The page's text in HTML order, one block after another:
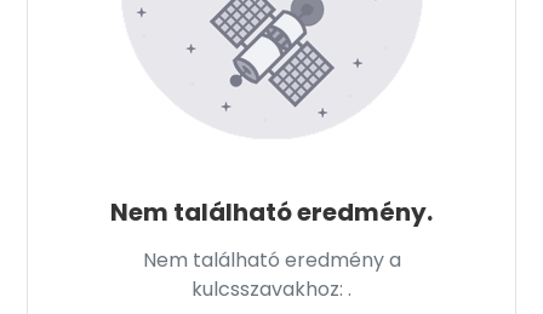
Nem található eredmény.
Nem található eredmény a
kulcsszavakhoz: .